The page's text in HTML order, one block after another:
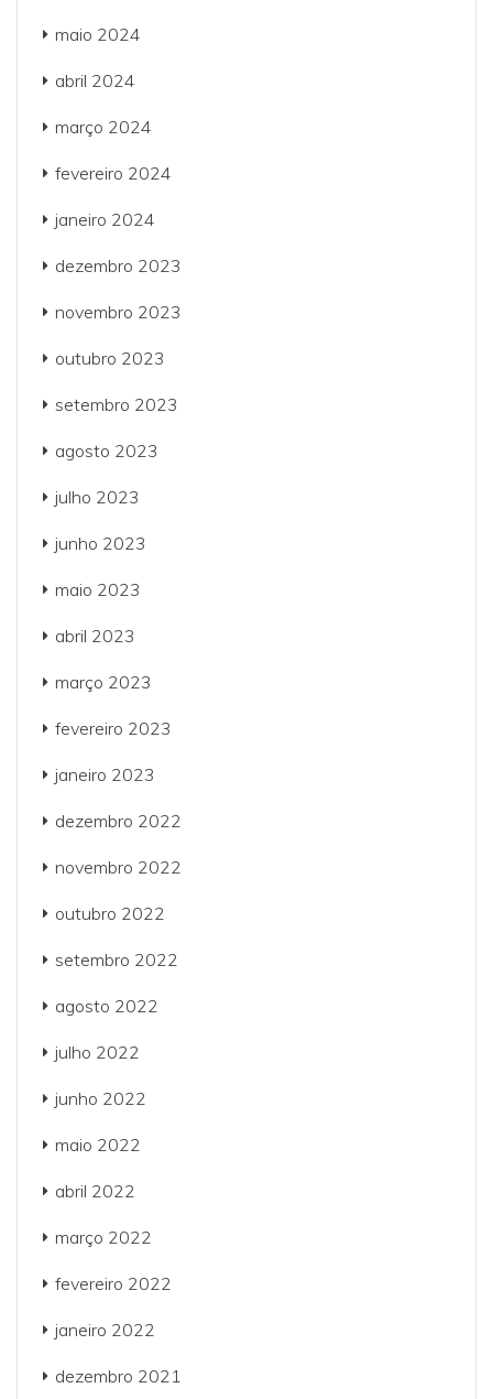
maio 2024
abril 2024
março 2024
fevereiro 2024
janeiro 2024
dezembro 2023
novembro 2023
outubro 2023
setembro 2023
agosto 2023
julho 2023
junho 2023
maio 2023
abril 2023
março 2023
fevereiro 2023
janeiro 2023
dezembro 2022
novembro 2022
outubro 2022
setembro 2022
agosto 2022
julho 2022
junho 2022
maio 2022
abril 2022
março 2022
fevereiro 2022
janeiro 2022
dezembro 2021